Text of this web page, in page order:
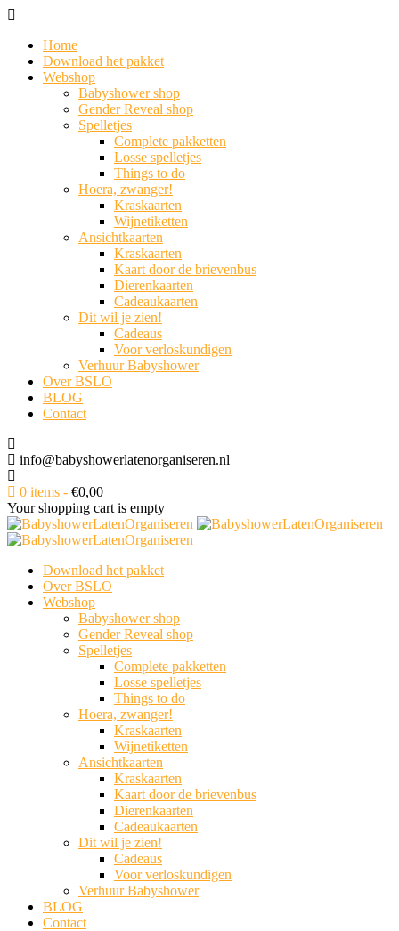
Home
Download het pakket
Webshop
Babyshower shop
Gender Reveal shop
Spelletjes
Complete pakketten
Losse spelletjes
Things to do
Hoera, zwanger!
Kraskaarten
Wijnetiketten
Ansichtkaarten
Kraskaarten
Kaart door de brievenbus
Dierenkaarten
Cadeaukaarten
Dit wil je zien!
Cadeaus
Voor verloskundigen
Verhuur Babyshower
Over BSLO
BLOG
Contact
info@babyshowerlatenorganiseren.nl
0 items - €0,00
Your shopping cart is empty
Download het pakket
Over BSLO
Webshop
Babyshower shop
Gender Reveal shop
Spelletjes
Complete pakketten
Losse spelletjes
Things to do
Hoera, zwanger!
Kraskaarten
Wijnetiketten
Ansichtkaarten
Kraskaarten
Kaart door de brievenbus
Dierenkaarten
Cadeaukaarten
Dit wil je zien!
Cadeaus
Voor verloskundigen
Verhuur Babyshower
BLOG
Contact